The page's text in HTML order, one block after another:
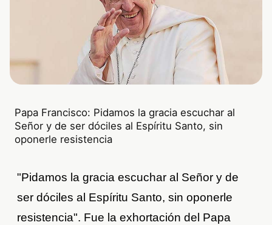
Papa Francisco: Pidamos la gracia escuchar al
Señor y de ser dóciles al Espíritu Santo, sin
oponerle resistencia
"Pidamos la gracia escuchar al Señor y de
ser dóciles al Espíritu Santo, sin oponerle
resistencia". Fue la exhortación del Papa